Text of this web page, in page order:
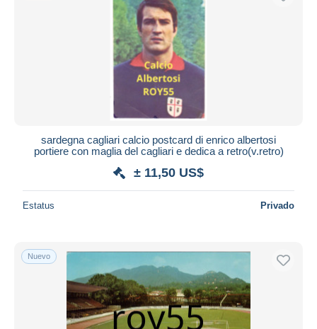
sardegna cagliari calcio postcard di enrico albertosi
portiere con maglia del cagliari e dedica a retro(v.retro)
± 11,50 US$
Estatus Privado
Nuevo